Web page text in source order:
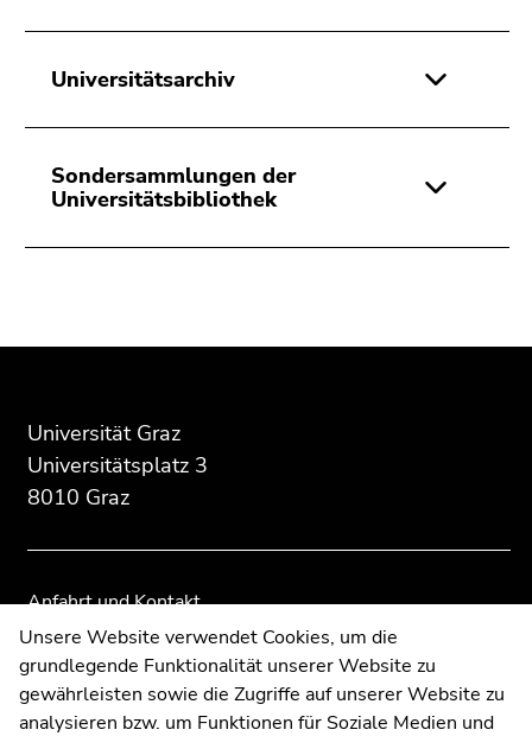
Universitätsarchiv
Sondersammlungen der
Universitätsbibliothek
des
Universität Graz
Universitätsplatz 3
8010 Graz
Anfahrt und Kontakt
Kommunikation und Öffentlichkeitsarbeit
Moodle
UNIGRAZonline
Impressum
dieses
Übersicht
Seitenbereiche
dieses
Übersicht
Seitenbereiche
Unsere Website verwendet Cookies, um die
grundlegende Funktionalität unserer Website zu
gewährleisten sowie die Zugriffe auf unserer Website zu
analysieren bzw. um Funktionen für Soziale Medien und